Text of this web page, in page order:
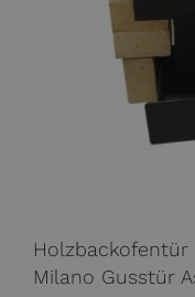
Milano Gusstür